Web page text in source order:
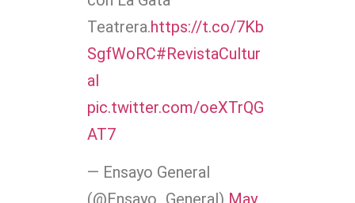
Teatrera.https://t.co/7Kb
SgfWoRC#RevistaCultur
al
pic.twitter.com/oeXTrQG
AT7
— Ensayo General